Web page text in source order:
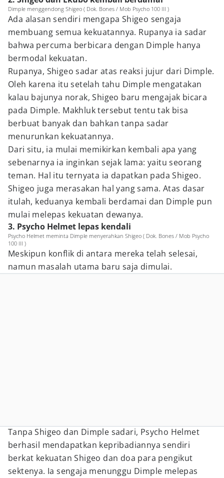
Dimple menggendong Shigeo ( Dok. Bones / Mob Psycho 100 III )
Ada alasan sendiri mengapa Shigeo sengaja
membuang semua kekuatannya. Rupanya ia sadar
bahwa percuma berbicara dengan Dimple hanya
bermodal kekuatan.
Rupanya, Shigeo sadar atas reaksi jujur dari Dimple.
Oleh karena itu setelah tahu Dimple mengatakan
kalau bajunya norak, Shigeo baru mengajak bicara
pada Dimple. Makhluk tersebut tentu tak bisa
berbuat banyak dan bahkan tanpa sadar
menurunkan kekuatannya.
Dari situ, ia mulai memikirkan kembali apa yang
sebenarnya ia inginkan sejak lama: yaitu seorang
teman. Hal itu ternyata ia dapatkan pada Shigeo.
Shigeo juga merasakan hal yang sama. Atas dasar
itulah, keduanya kembali berdamai dan Dimple pun
mulai melepas kekuatan dewanya.
3. Psycho Helmet lepas kendali
Psycho Helmet meminta Dimple menyerahkan Shigeo ( Dok. Bones / Mob Psycho
100 III )
Meskipun konflik di antara mereka telah selesai,
namun masalah utama baru saja dimulai.
Tanpa Shigeo dan Dimple sadari, Psycho Helmet
berhasil mendapatkan kepribadiannya sendiri
berkat kekuatan Shigeo dan doa para pengikut
sektenya. Ia sengaja menunggu Dimple melepas